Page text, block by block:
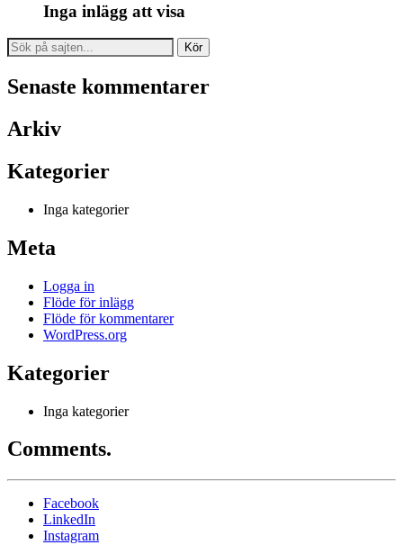
Inga inlägg att visa
Search
for:
Senaste kommentarer
Arkiv
Kategorier
Inga kategorier
Meta
Logga in
Flöde för inlägg
Flöde för kommentarer
WordPress.org
Kategorier
Inga kategorier
Comments.
Facebook
LinkedIn
Instagram